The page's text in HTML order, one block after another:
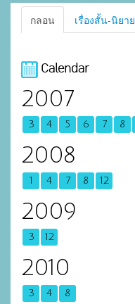
กลอน เรื่องสั้น-นิยาย
Calendar
2007
3 4 5 6 7 8
2008
1 4 7 8 12
2009
3 12
2010
3 4 8